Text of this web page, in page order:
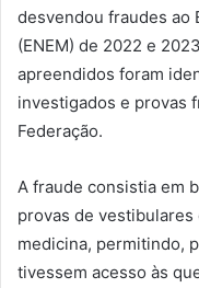
desvendou fraudes ao
(ENEM) de 2022 e
apreendidos foram
investigados e provas
Federação.
A fraude consistia em
provas de
medicina, permitindo,
tivessem acesso às